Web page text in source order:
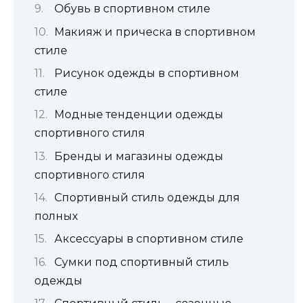
Обувь в спортивном стиле
Макияж и прическа в спортивном
стиле
Рисунок одежды в спортивном
стиле
Модные тенденции одежды
спортивного стиля
Бренды и магазины одежды
спортивного стиля
Спортивный стиль одежды для
полных
Аксессуары в спортивном стиле
Сумки под спортивный стиль
одежды